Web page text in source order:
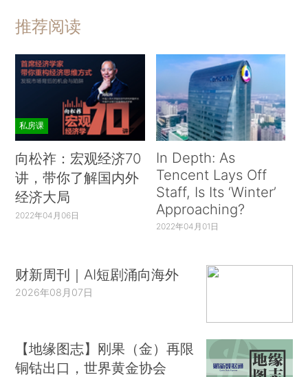
推荐阅读
私房课
向松祚：宏观经济70
讲，带你了解国内外
经济大局
2022年04月06日
In Depth: As
Tencent Lays Off
Staff, Is Its ‘Winter’
Approaching?
2022年04月01日
财新周刊｜AI短剧涌向海外
2026年08月07日
【地缘图志】刚果（金）再限
铜钴出口，世界黄金协会